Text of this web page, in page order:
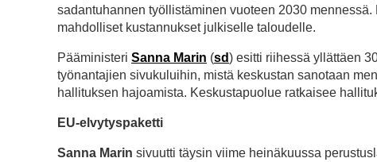
sadantuhannen työllistäminen vuoteen 2030
mahdolliset kustannukset julkiselle taloudelle.
Pääministeri Sanna Marin (sd) esitti riihessä yllättäen
työnantajien sivukuluihin, mistä keskustan sanotaan
hallituksen hajoamista. Keskustapuolue ratkaisee
EU-elvytyspaketti
Sanna Marin sivuutti täysin viime heinäkuussa